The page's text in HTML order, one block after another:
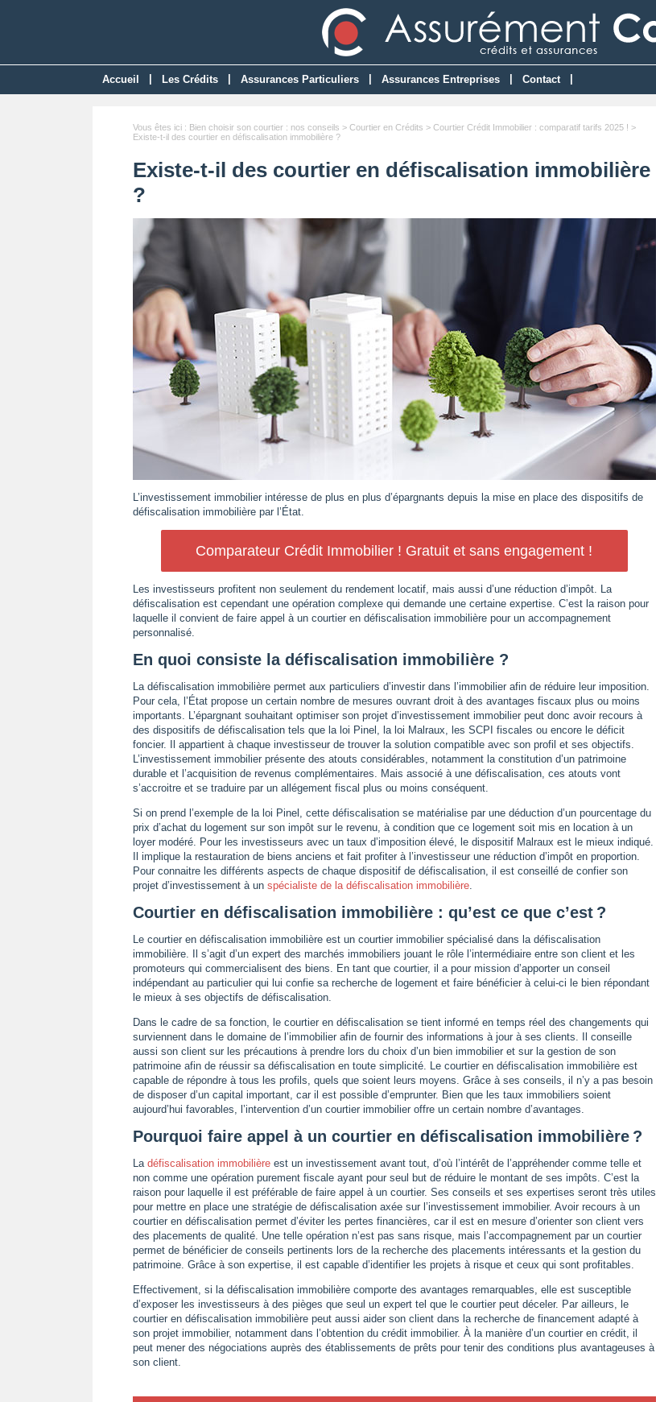
Accueil Les Crédits Assurances Particuliers Assurances Entreprises Contact
Vous êtes ici : Bien choisir son courtier : nos conseils > Courtier en Crédits > Courtier Crédit Immobilier : comparatif tarifs 2025 ! >
Existe-t-il des courtier en défiscalisation immobilière ?
Existe-t-il des courtier en défiscalisation immobilière
?
L’investissement immobilier intéresse de plus en plus d’épargnants depuis la mise en place des dispositifs de
défiscalisation immobilière par l’État.
Comparateur Crédit Immobilier ! Gratuit et sans engagement !
Les investisseurs profitent non seulement du rendement locatif, mais aussi d’une réduction d’impôt. La
défiscalisation est cependant une opération complexe qui demande une certaine expertise. C’est la raison pour
laquelle il convient de faire appel à un courtier en défiscalisation immobilière pour un accompagnement
personnalisé.
En quoi consiste la défiscalisation immobilière ?
La défiscalisation immobilière permet aux particuliers d’investir dans l’immobilier afin de réduire leur imposition.
Pour cela, l’État propose un certain nombre de mesures ouvrant droit à des avantages fiscaux plus ou moins
importants. L’épargnant souhaitant optimiser son projet d’investissement immobilier peut donc avoir recours à
des dispositifs de défiscalisation tels que la loi Pinel, la loi Malraux, les SCPI fiscales ou encore le déficit
foncier. Il appartient à chaque investisseur de trouver la solution compatible avec son profil et ses objectifs.
L’investissement immobilier présente des atouts considérables, notamment la constitution d’un patrimoine
durable et l’acquisition de revenus complémentaires. Mais associé à une défiscalisation, ces atouts vont
s’accroitre et se traduire par un allégement fiscal plus ou moins conséquent.
Si on prend l’exemple de la loi Pinel, cette défiscalisation se matérialise par une déduction d’un pourcentage du
prix d’achat du logement sur son impôt sur le revenu, à condition que ce logement soit mis en location à un
loyer modéré. Pour les investisseurs avec un taux d’imposition élevé, le dispositif Malraux est le mieux indiqué.
Il implique la restauration de biens anciens et fait profiter à l’investisseur une réduction d’impôt en proportion.
Pour connaitre les différents aspects de chaque dispositif de défiscalisation, il est conseillé de confier son
projet d’investissement à un spécialiste de la défiscalisation immobilière.
Courtier en défiscalisation immobilière : qu’est ce que c’est ?
Le courtier en défiscalisation immobilière est un courtier immobilier spécialisé dans la défiscalisation
immobilière. Il s’agit d’un expert des marchés immobiliers jouant le rôle l’intermédiaire entre son client et les
promoteurs qui commercialisent des biens. En tant que courtier, il a pour mission d’apporter un conseil
indépendant au particulier qui lui confie sa recherche de logement et faire bénéficier à celui-ci le bien répondant
le mieux à ses objectifs de défiscalisation.
Dans le cadre de sa fonction, le courtier en défiscalisation se tient informé en temps réel des changements qui
surviennent dans le domaine de l’immobilier afin de fournir des informations à jour à ses clients. Il conseille
aussi son client sur les précautions à prendre lors du choix d’un bien immobilier et sur la gestion de son
patrimoine afin de réussir sa défiscalisation en toute simplicité. Le courtier en défiscalisation immobilière est
capable de répondre à tous les profils, quels que soient leurs moyens. Grâce à ses conseils, il n’y a pas besoin
de disposer d’un capital important, car il est possible d’emprunter. Bien que les taux immobiliers soient
aujourd’hui favorables, l’intervention d’un courtier immobilier offre un certain nombre d’avantages.
Pourquoi faire appel à un courtier en défiscalisation immobilière ?
La défiscalisation immobilièreest un investissement avant tout, d’où l’intérêt de l’appréhender comme telle et
non comme une opération purement fiscale ayant pour seul but de réduire le montant de ses impôts. C’est la
raison pour laquelle il est préférable de faire appel à un courtier. Ses conseils et ses expertises seront très utiles
pour mettre en place une stratégie de défiscalisation axée sur l’investissement immobilier. Avoir recours à un
courtier en défiscalisation permet d’éviter les pertes financières, car il est en mesure d’orienter son client vers
des placements de qualité. Une telle opération n’est pas sans risque, mais l’accompagnement par un courtier
permet de bénéficier de conseils pertinents lors de la recherche des placements intéressants et la gestion du
patrimoine. Grâce à son expertise, il est capable d’identifier les projets à risque et ceux qui sont profitables.
Effectivement, si la défiscalisation immobilière comporte des avantages remarquables, elle est susceptible
d’exposer les investisseurs à des pièges que seul un expert tel que le courtier peut déceler. Par ailleurs, le
courtier en défiscalisation immobilière peut aussi aider son client dans la recherche de financement adapté à
son projet immobilier, notamment dans l’obtention du crédit immobilier. À la manière d’un courtier en crédit, il
peut mener des négociations auprès des établissements de prêts pour tenir des conditions plus avantageuses à
son client.